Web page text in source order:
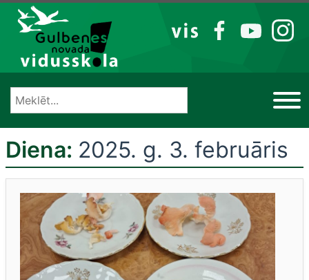
Izlaist
VIS
FB YT IG
Diena: 2025. g. 3. februāris